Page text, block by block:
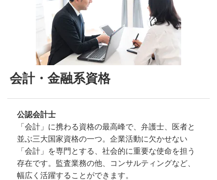
会計・金融系資格
公認会計士
「会計」に携わる資格の最高峰で、弁護士、医者と
並ぶ三大国家資格の一つ。企業活動に欠かせない
「会計」を専門とする、社会的に重要な使命を担う
存在です。監査業務の他、コンサルティングなど、
幅広く活躍することができます。